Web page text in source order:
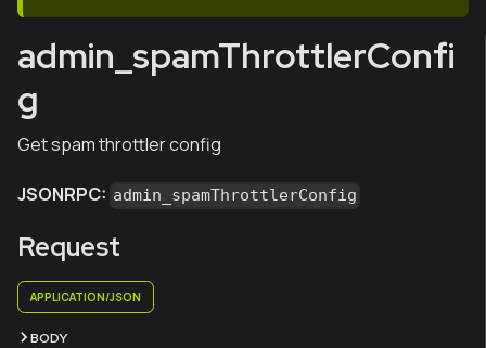
admin_spamThrottlerConfi
g
Get spam throttler config
JSONRPC: admin_spamThrottlerConfig
Request
APPLICATION/JSON
BODY